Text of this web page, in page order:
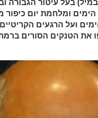
בעל עיטור הגבורה
ומלחמת יום כיפור
ועל הרגעים הקריטיים
הטנקים הסורים ברמת